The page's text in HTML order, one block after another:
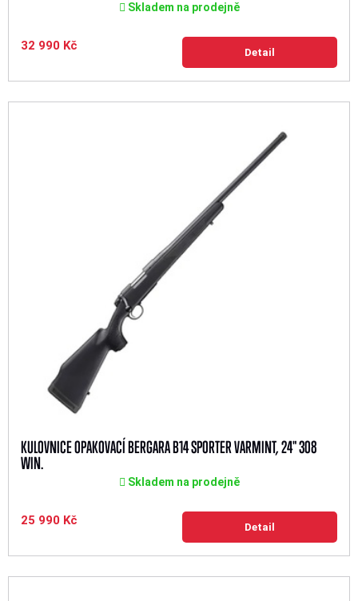
Skladem na prodejně
32 990 Kč Detail
KULOVNICE OPAKOVACÍ BERGARA B14 SPORTER VARMINT, 24" 308
WIN.
Skladem na prodejně
25 990 Kč Detail